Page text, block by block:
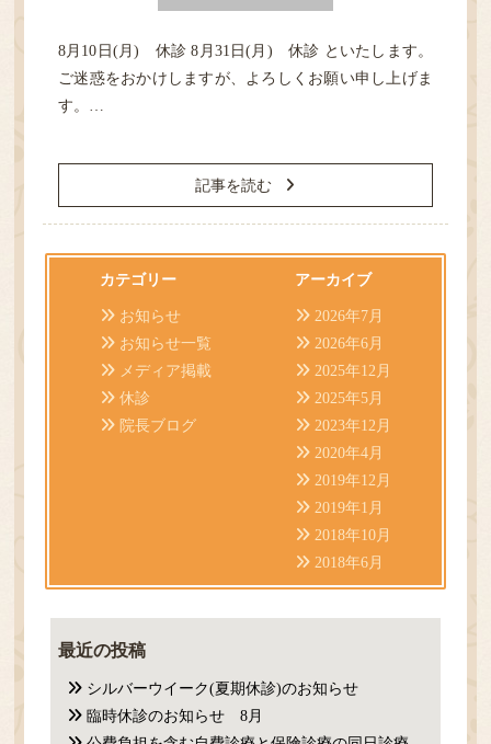
8月10日(月) 休診 8月31日(月) 休診 といたします。
ご迷惑をおかけしますが、よろしくお願い申し上げま
す。…
記事を読む
カテゴリー
お知らせ
お知らせ一覧
メディア掲載
休診
院長ブログ
アーカイブ
2026年7月
2026年6月
2025年12月
2025年5月
2023年12月
2020年4月
2019年12月
2019年1月
2018年10月
2018年6月
最近の投稿
シルバーウイーク(夏期休診)のお知らせ
臨時休診のお知らせ 8月